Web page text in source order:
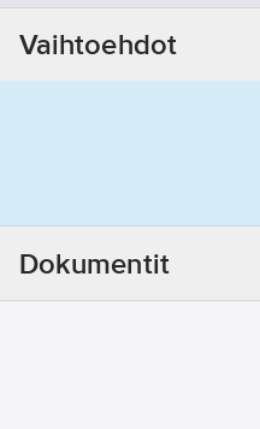
Vaihtoehdot
Dokumentit